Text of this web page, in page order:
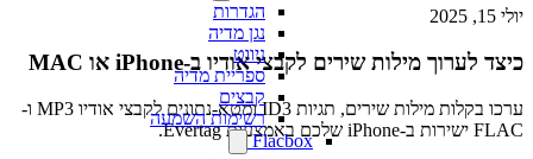
הגדרות
נגן מדיה
ניווט
ספריית מדיה
קבצים
רשימות השמעה
Flacbox
יולי 15, 2025
כיצד לערוך מילות שירים לקבצי אודיו ב-iPhone או MAC
ערכו בקלות מילות שירים, תגיות ID3 ומטא-נתונים לקבצי אודיו MP3 ו-
FLAC ישירות ב-iPhone שלכם באמצעות Evertag.